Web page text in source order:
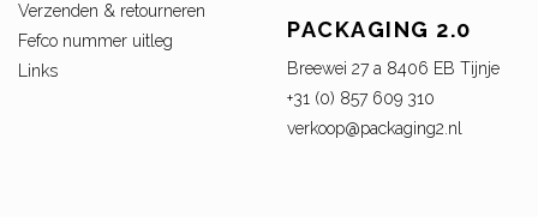
Verzenden & retourneren
Fefco nummer uitleg
Links
PACKAGING 2.0
Breewei 27 a 8406 EB Tijnje
+31 (0) 857 609 310
verkoop@packaging2.nl